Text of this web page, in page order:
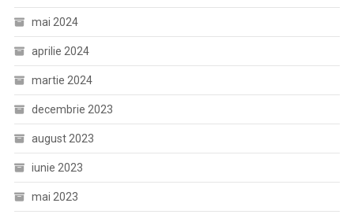
mai 2024
aprilie 2024
martie 2024
decembrie 2023
august 2023
iunie 2023
mai 2023